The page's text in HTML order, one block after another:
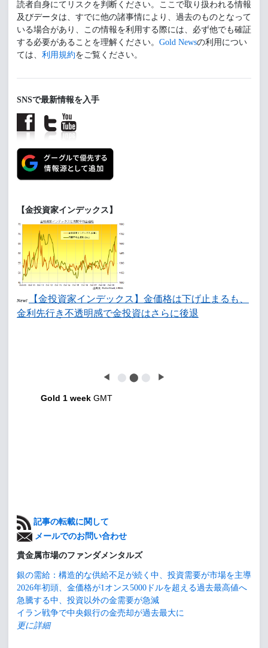
読者自身にてリスクを判断ください。ここで取り扱われる情報
及びデータは、すでに他の諸事情により、過去のものとなって
いる場合があり、この情報を利用する際には、必ず他でも確証
する必要があることを理解ください。 Gold Newsの利用につい
ては、 利用規約をご覧ください。
SNSで最新情報を入手
【金投資家インデックス】
New!
【金投資家インデックス】金価格は下げ止まるも、
金利先行き不透明感で金投資はさらに後退
◀ ⬤ ⬤ ⬤ ▶
Gold 1 week GMT
記事の転載に関して
メールでのお問い合わせ
貴金属市場のファンダメンタルズ
銀の需給：構造的な供給不足が続く中、投資需要が市場を主導
2026年初頭、金価格が1オンス5000ドルを超える過去最高値へ
急騰する中、投資以外の金需要が急減
イラン戦争で中央銀行の金売却が過去最大に
更に詳細